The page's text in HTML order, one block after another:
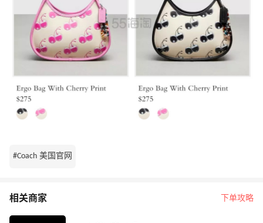
#Coach 美国官网
相关商家 下单攻略